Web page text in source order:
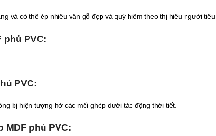
và có thể ép nhiều vân gỗ đẹp và quý hiếm theo thị hiếu người
phủ PVC:
PVC:
bị hiện tượng hở các mối ghép dưới tác động thời tiết.
MDF phủ PVC: